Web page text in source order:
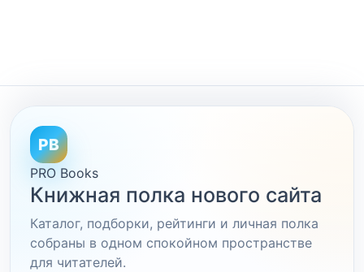
PB
PRO Books
Книжная полка нового сайта
Каталог, подборки, рейтинги и личная полка
собраны в одном спокойном пространстве
для читателей.